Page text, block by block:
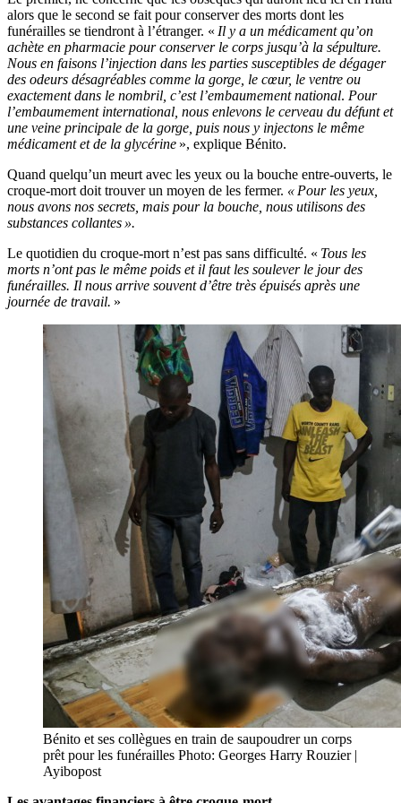
alors que le second se fait pour conserver des morts dont les
funérailles se tiendront à l’étranger. « Il y a un médicament qu’on
achète en pharmacie pour conserver le corps jusqu’à la sépulture.
Nous en faisons l’injection dans les parties susceptibles de dégager
des odeurs désagréables comme la gorge, le cœur, le ventre ou
exactement dans le nombril, c’est l’embaumement national. Pour
l’embaumement international, nous enlevons le cerveau du défunt et
une veine principale de la gorge, puis nous y injectons le même
médicament et de la glycérine », explique Bénito.
Quand quelqu’un meurt avec les yeux ou la bouche entre-ouverts, le
croque-mort doit trouver un moyen de les fermer. « Pour les yeux,
nous avons nos secrets, mais pour la bouche, nous utilisons des
substances collantes ».
Le quotidien du croque-mort n’est pas sans difficulté. « Tous les
morts n’ont pas le même poids et il faut les soulever le jour des
funérailles. Il nous arrive souvent d’être très épuisés après une
journée de travail. »
Bénito et ses collègues en train de saupoudrer un corps
prêt pour les funérailles Photo: Georges Harry Rouzier |
Ayibopost